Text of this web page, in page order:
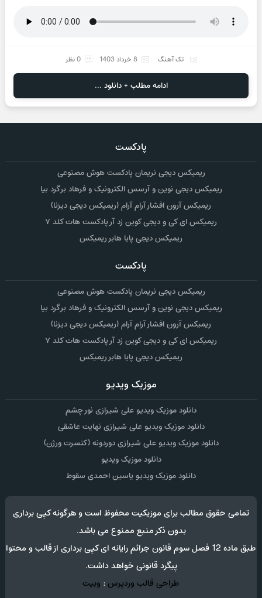
تک آهنگ 8 خرداد 1403 0 نظر
ادامه مطلب + دانلود ...
پادکست
ریمیکس دیجی نریمان پادکست هوش مصنوعی
ریمیکس دیجی نوین و آرسس الکترونیک و فرهاد برگرد بیا
ریمیکس آرون افشار آرام آرام (ریمیکس دیجی دیزنا)
ریمیکس ای کی و دیجی کوین زد آر پادکست هات کلد ۷
ریمیکس دیجی پایا هابر ریمیکس
پادکست
ریمیکس دیجی نریمان پادکست هوش مصنوعی
ریمیکس دیجی نوین و آرسس الکترونیک و فرهاد برگرد بیا
ریمیکس آرون افشار آرام آرام (ریمیکس دیجی دیزنا)
ریمیکس ای کی و دیجی کوین زد آر پادکست هات کلد ۷
ریمیکس دیجی پایا هابر ریمیکس
موزیک ویدیو
دانلود موزیک ویدیو علی شیرازی نور چشم
دانلود موزیک ویدیو علی شیرازی نهایت عاشقی
دانلود موزیک ویدیو علی شیرازی دوردونه (کنسرت ورژن)
دانلود موزیک ویدیو
دانلود موزیک ویدیو یاسین احمدی سقوط
تمامی حقوق مطالب برای موزیکیت محفوظ است و هرگونه کپی برداری
بدون ذکر منبع ممنوع می باشد.
طبق ماده 12 فصل سوم قانون جرائم رایانه ای کپی برداری از قالب و محتوا
پیگرد قانونی خواهد داشت.
طراحی قالب وردپرس: وبیت